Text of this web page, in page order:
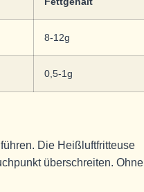
8-12g
0,5-1g
Die Heißluftfritteuse
überschreiten. Ohne